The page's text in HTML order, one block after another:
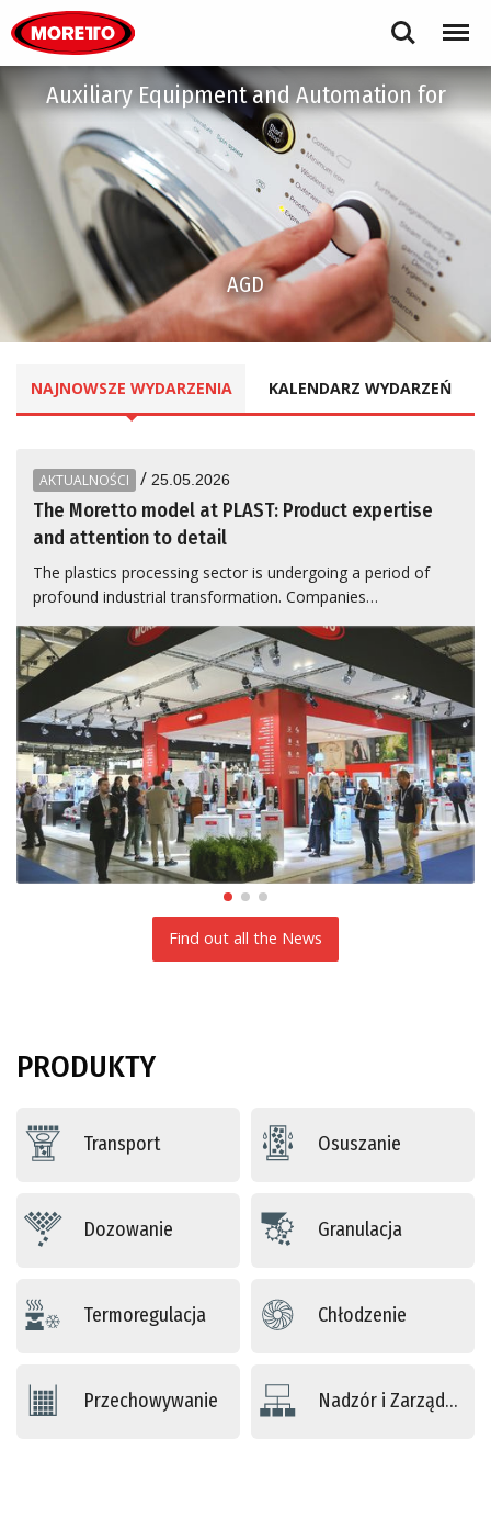
Search Menu
Auxiliary Equipment and Automation for
AGD
NAJNOWSZE WYDARZENIA KALENDARZ WYDARZEŃ
AKTUALNOŚCI / 25.05.2026
The Moretto model at PLAST: Product expertise
and attention to detail
The plastics processing sector is undergoing a period of
profound industrial transformation. Companies…
Find out all the News
PRODUKTY
Transport Osuszanie
Dozowanie Granulacja
Termoregulacja Chłodzenie
Przechowywanie Nadzór i Zarządzanie